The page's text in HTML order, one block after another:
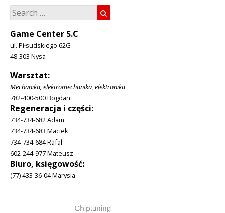
Search
for:
Game Center S.C
ul. Piłsudskiego 62G
48-303 Nysa
Warsztat:
Mechanika, elektromechanika, elektronika
782-400-500 Bogdan
Regeneracja i części:
734-734-682 Adam
734-734-683 Maciek
734-734-684 Rafał
602-244-977 Mateusz
Biuro, księgowość:
(77) 433-36-04 Marysia